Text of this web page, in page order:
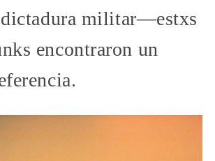
dictadura militar—estxs
encontraron un